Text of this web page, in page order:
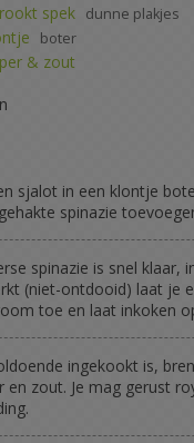
spek dunne plakjes
boter
& zout
sjalot in een klontje
spinazie
spinazie is snel klaar,
(niet-ontdooid) laat je
toe en laat inkoken
ingekookt is,
en zout. Je mag gerust